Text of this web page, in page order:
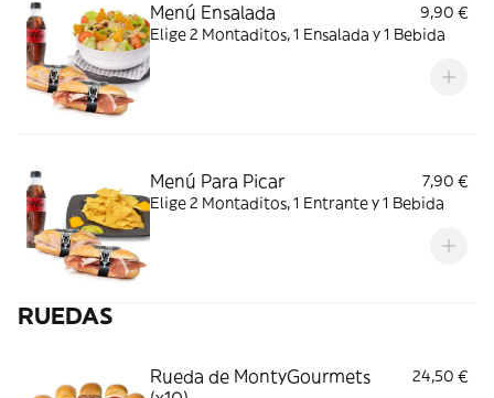
Menú Ensalada
9,90 €
Elige 2 Montaditos, 1 Ensalada y 1 Bebida
Menú Para Picar
7,90 €
Elige 2 Montaditos, 1 Entrante y 1 Bebida
RUEDAS
Rueda de MontyGourmets
24,50 €